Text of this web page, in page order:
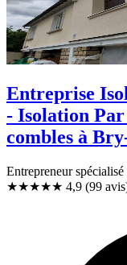
Entreprise
- Isolation
combles à
Entrepreneur
★★★★★ 4,9 (99